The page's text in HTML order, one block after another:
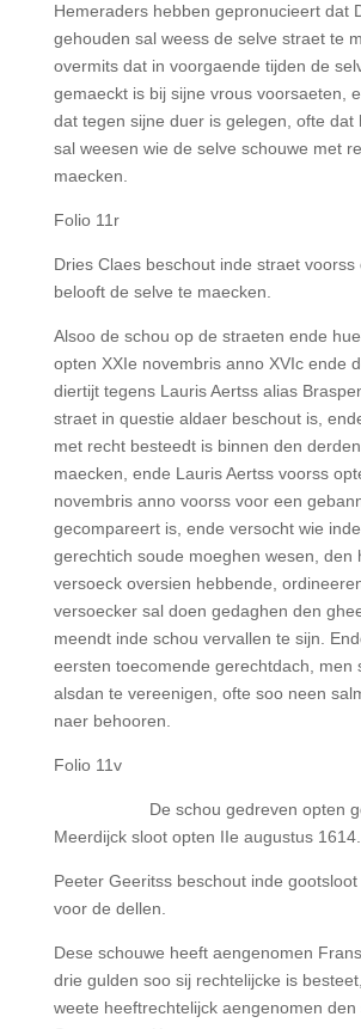
Hemeraders hebben gepronucieert dat
gehouden sal weess de selve straet te
overmits dat in voorgaende tijden de
gemaeckt is bij sijne vrous voorsaeten,
dat tegen sijne duer is gelegen, ofte dat
sal weesen wie de selve schouwe met
maecken.
Folio 11r
Dries Claes beschout inde straet voorss
belooft de selve te maecken.
Alsoo de schou op de straeten ende
opten XXIe novembris anno XVIc ende
diertijt tegens Lauris Aertss alias
straet in questie aldaer beschout is,
met recht besteedt is binnen den
maecken, ende Lauris Aertss voorss
novembris anno voorss voor een
gecompareert is, ende versocht wie
gerechtich soude moeghen wesen, den
versoeck oversien hebbende,
versoecker sal doen gedaghen den
meendt inde schou vervallen te sijn.
eersten toecomende gerechtdach, men
alsdan te vereenigen, ofte soo neen
naer behooren.
Folio 11v
De schou gedreven opten
Meerdijck sloot opten IIe augustus 1614.
Peeter Geeritss beschout inde
voor de dellen.
Dese schouwe heeft aengenomen
drie gulden soo sij rechtelijcke is
weete heeftrechtelijck aengenomen den